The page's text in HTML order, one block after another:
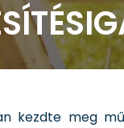
kezdte meg